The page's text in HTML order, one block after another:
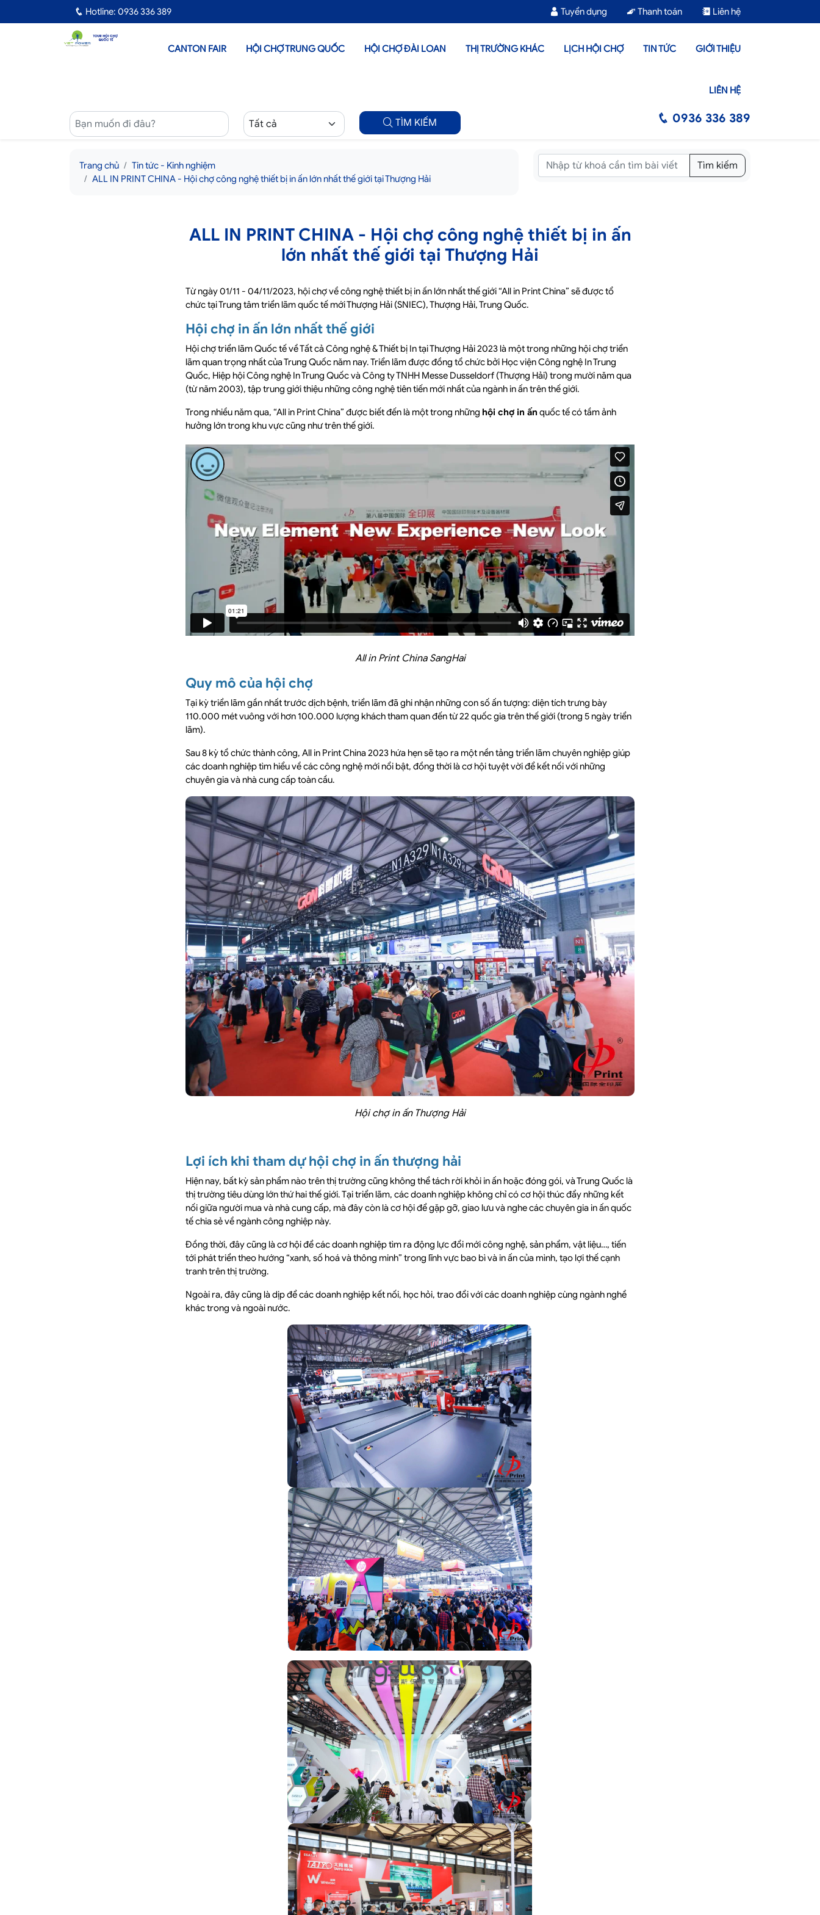
Hotline: 0936 336 389 Tuyển dụng Thanh toán Liên hệ
CANTON FAIR HỘI CHỢ TRUNG QUỐC HỘI CHỢ ĐÀI LOAN THỊ TRƯỜNG KHÁC LỊCH HỘI CHỢ TIN TỨC GIỚI THIỆU
LIÊN HỆ
TÌM KIẾM 0936 336 389
Trang chủ
Tin tức - Kinh nghiệm
ALL IN PRINT CHINA - Hội chợ công nghệ thiết bị in ấn lớn nhất thế giới tại Thượng Hải
Tìm kiếm
ALL IN PRINT CHINA - Hội chợ công nghệ thiết bị in ấn
lớn nhất thế giới tại Thượng Hải
Từ ngày 01/11 - 04/11/2023, hội chợ về công nghệ thiết bị in ấn lớn nhất thế giới “All in Print China” sẽ được tổ
chức tại Trung tâm triển lãm quốc tế mới Thượng Hải (SNIEC), Thượng Hải, Trung Quốc.
Hội chợ in ấn lớn nhất thế giới
Hội chợ triển lãm Quốc tế về Tất cả Công nghệ & Thiết bị In tại Thượng Hải 2023 là một trong những hội chợ triển
lãm quan trọng nhất của Trung Quốc năm nay. Triển lãm được đồng tổ chức bởi Học viện Công nghệ In Trung
Quốc, Hiệp hội Công nghệ In Trung Quốc và Công ty TNHH Messe Dusseldorf (Thượng Hải) trong mười năm qua
(từ năm 2003), tập trung giới thiệu những công nghệ tiên tiến mới nhất của ngành in ấn trên thế giới.
Trong nhiều năm qua, “All in Print China” được biết đến là một trong những hội chợ in ấn quốc tế có tầm ảnh
hưởng lớn trong khu vực cũng như trên thế giới.
All in Print China SangHai
Quy mô của hội chợ
Tại kỳ triển lãm gần nhất trước dịch bệnh, triển lãm đã ghi nhận những con số ấn tượng: diện tích trưng bày
110.000 mét vuông với hơn 100.000 lượng khách tham quan đến từ 22 quốc gia trên thế giới (trong 5 ngày triển
lãm).
Sau 8 kỳ tổ chức thành công, All in Print China 2023 hứa hẹn sẽ tạo ra một nền tảng triển lãm chuyên nghiệp giúp
các doanh nghiệp tìm hiểu về các công nghệ mới nổi bật, đồng thời là cơ hội tuyệt vời để kết nối với những
chuyên gia và nhà cung cấp toàn cầu.
Hội chợ in ấn Thượng Hải
Lợi ích khi tham dự hội chợ in ấn thượng hải
Hiện nay, bất kỳ sản phẩm nào trên thị trường cũng không thể tách rời khỏi in ấn hoặc đóng gói, và Trung Quốc là
thị trường tiêu dùng lớn thứ hai thế giới. Tại triển lãm, các doanh nghiệp không chỉ có cơ hội thúc đẩy những kết
nối giữa người mua và nhà cung cấp, mà đây còn là cơ hội để gặp gỡ, giao lưu và nghe các chuyên gia in ấn quốc
tế chia sẻ về ngành công nghiệp này.
Đồng thời, đây cũng là cơ hội để các doanh nghiệp tìm ra động lực đổi mới công nghệ, sản phẩm, vật liệu…, tiến
tới phát triển theo hướng “xanh, số hoá và thông minh” trong lĩnh vực bao bì và in ấn của mình, tạo lợi thế cạnh
tranh trên thị trường.
Ngoài ra, đây cũng là dịp để các doanh nghiệp kết nối, học hỏi, trao đổi với các doanh nghiệp cùng ngành nghề
khác trong và ngoài nước.